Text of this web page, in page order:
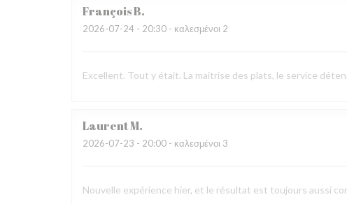
FrançoisB
2026-07-24 - 20:30 - καλεσμένοι 2
Excellent. Tout y était. La maitrise des plats, le service
LaurentM
2026-07-23 - 20:00 - καλεσμένοι 3
Nouvelle expérience hier, et le résultat est toujours aussi